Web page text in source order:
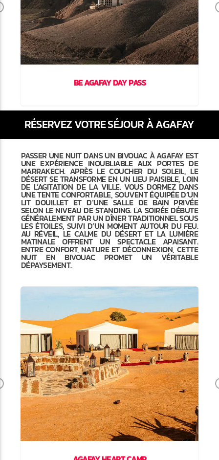
Previous
BE AGAFAY DAY PASS
RÉSERVEZ VOTRE SÉJOUR À AGAFAY
PASSER UNE NUIT DANS UN BIVOUAC À AGAFAY EST
UNE EXPÉRIENCE INOUBLIABLE AUX PORTES DE
MARRAKECH. APRÈS LE COUCHER DU SOLEIL, LE
DÉSERT SE TRANSFORME EN UN LIEU PAISIBLE, LOIN
DE L’AGITATION DE LA VILLE. VOUS DORMEZ DANS
UNE TENTE CONFORTABLE, SOUVENT ÉQUIPÉE D’UN
LIT DOUILLET ET D’UNE SALLE DE BAIN PRIVÉE
SELON LE NIVEAU DE STANDING. LA SOIRÉE DÉBUTE
GÉNÉRALEMENT PAR UN DÎNER TRADITIONNEL SOUS
LES ÉTOILES, SUIVI D’UN MOMENT AUTOUR DU FEU.
AU RÉVEIL, LE CALME DU DÉSERT ET LA LUMIÈRE
MATINALE OFFRENT UN SPECTACLE APAISANT.
ENTRE CONFORT, NATURE ET DÉCONNEXION, CETTE
NUIT EN BIVOUAC PROMET UN VÉRITABLE
DÉPAYSEMENT.
Previous